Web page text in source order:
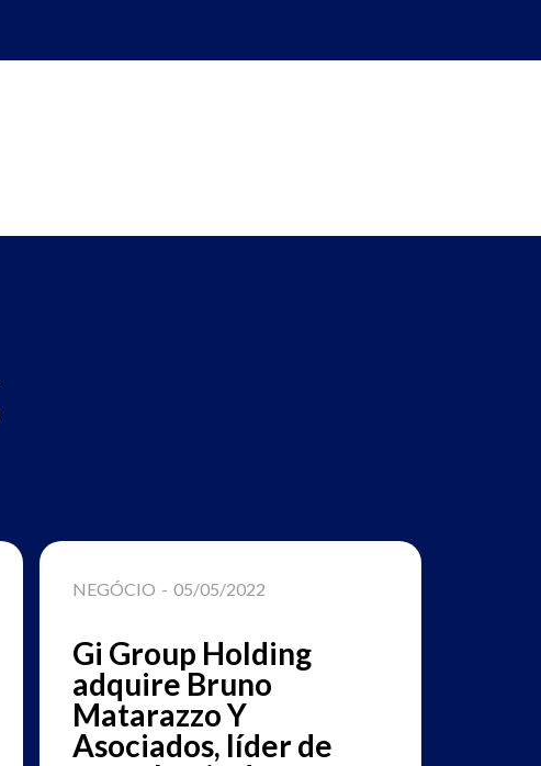
NEGÓCIO - 05/05/2022
Gi Group Holding
adquire Bruno
Matarazzo Y
Asociados, líder de